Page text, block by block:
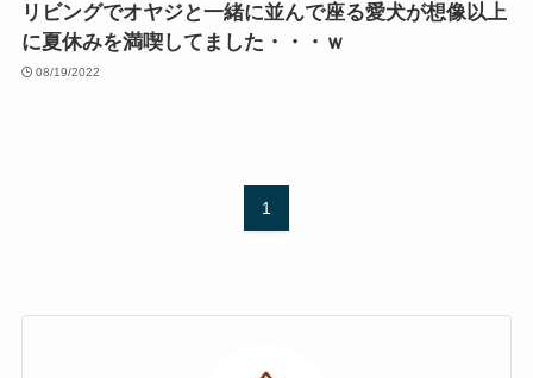
リビングでオヤジと一緒に並んで座る愛犬が想像以上
に夏休みを満喫してました・・・ｗ
08/19/2022
1